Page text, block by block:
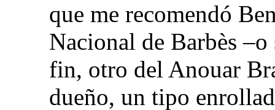
que me recomendó
Nacional de Barbès –o
fin, otro del Anouar
dueño, un tipo